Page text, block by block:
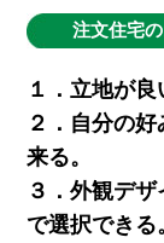
注文住宅
１．立地が良
２．自分の
来る。
３．外観デ
で選択できる